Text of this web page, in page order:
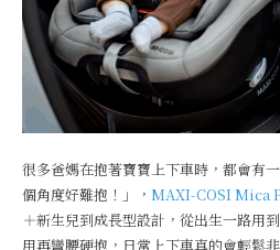
很多爸媽在抱著寶寶上下車時，都會有
個角度好難抱！」， MAXI-COSI Mica
＋新生兒到成長型設計，從出生一路用
用再彎腰硬抱，日常上下車真的會輕鬆非